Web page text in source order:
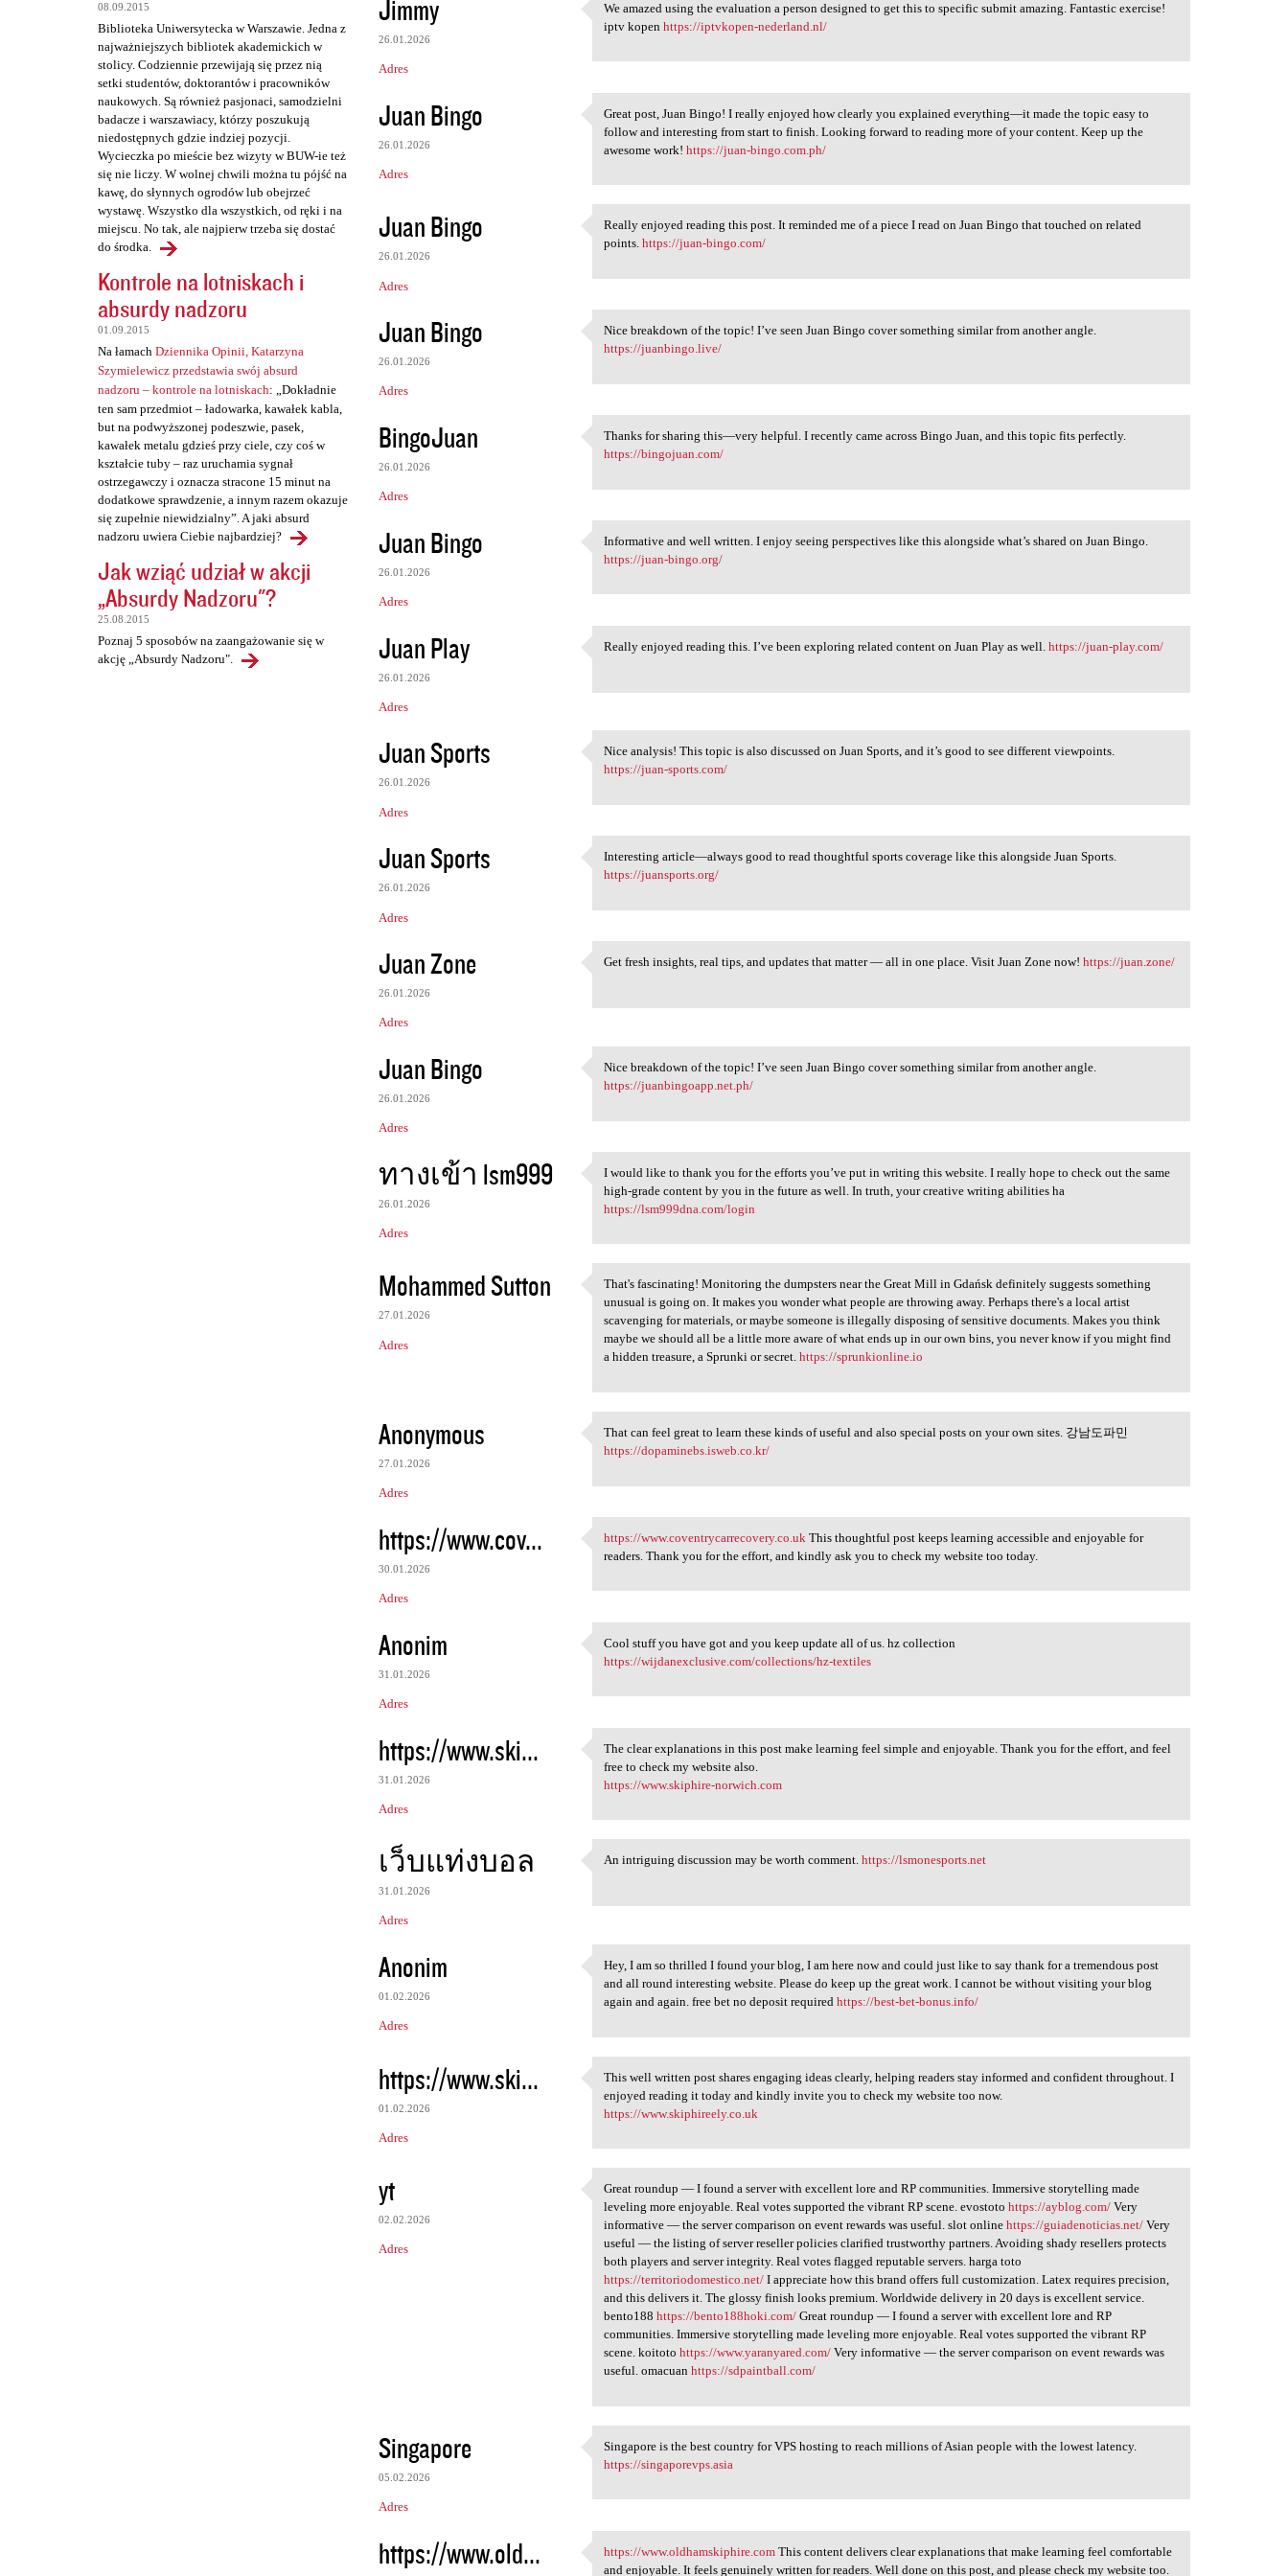
08.09.2015
Biblioteka Uniwersytecka w Warszawie. Jedna z
najważniejszych bibliotek akademickich w
stolicy. Codziennie przewijają się przez nią
setki studentów, doktorantów i pracowników
naukowych. Są również pasjonaci, samodzielni
badacze i warszawiacy, którzy poszukują
niedostępnych gdzie indziej pozycji.
Wycieczka po mieście bez wizyty w BUW-ie też
się nie liczy. W wolnej chwili można tu pójść na
kawę, do słynnych ogrodów lub obejrzeć
wystawę. Wszystko dla wszystkich, od ręki i na
miejscu. No tak, ale najpierw trzeba się dostać
do środka.
Kontrole na lotniskach i
absurdy nadzoru
01.09.2015
Na łamach Dziennika Opinii, Katarzyna
Szymielewicz przedstawia swój absurd
nadzoru – kontrole na lotniskach: „Dokładnie
ten sam przedmiot – ładowarka, kawałek kabla,
but na podwyższonej podeszwie, pasek,
kawałek metalu gdzieś przy ciele, czy coś w
kształcie tuby – raz uruchamia sygnał
ostrzegawczy i oznacza stracone 15 minut na
dodatkowe sprawdzenie, a innym razem okazuje
się zupełnie niewidzialny”. A jaki absurd
nadzoru uwiera Ciebie najbardziej?
Jak wziąć udział w akcji
„Absurdy Nadzoru"?
25.08.2015
Poznaj 5 sposobów na zaangażowanie się w
akcję „Absurdy Nadzoru".
t
a
r
z
e
Jimmy
26.01.2026
Adres
We amazed using the
We amazed using the evaluation a person designed to get this to specific submit amazing. Fantastic exercise!
iptv kopenhttps://iptvkopen-nederland.nl/
Juan Bingo
26.01.2026
Adres
Great post, Juan Bingo! I
Great post, Juan Bingo! I really enjoyed how clearly you explained everything—it made the topic easy to
follow and interesting from start to finish. Looking forward to reading more of your content. Keep up the
awesome work!https://juan-bingo.com.ph/
Juan Bingo
26.01.2026
Adres
Really enjoyed reading this
Really enjoyed reading this post. It reminded me of a piece I read on Juan Bingo that touched on related
points.https://juan-bingo.com/
Juan Bingo
26.01.2026
Adres
Nice breakdown of the topic!
Nice breakdown of the topic! I’ve seen Juan Bingo cover something similar from another angle.
https://juanbingo.live/
BingoJuan
26.01.2026
Adres
Thanks for sharing this—very
Thanks for sharing this—very helpful. I recently came across Bingo Juan, and this topic fits perfectly.
https://bingojuan.com/
Juan Bingo
26.01.2026
Adres
Informative and well written.
Informative and well written. I enjoy seeing perspectives like this alongside what’s shared on Juan Bingo.
https://juan-bingo.org/
Juan Play
26.01.2026
Adres
Really enjoyed reading this.
Really enjoyed reading this. I’ve been exploring related content on Juan Play as well.https://juan-play.com/
Juan Sports
26.01.2026
Adres
Nice analysis! This topic is
Nice analysis! This topic is also discussed on Juan Sports, and it’s good to see different viewpoints.
https://juan-sports.com/
Juan Sports
26.01.2026
Adres
Interesting article—always
Interesting article—always good to read thoughtful sports coverage like this alongside Juan Sports.
https://juansports.org/
Juan Zone
26.01.2026
Adres
Get fresh insights, real tips
Get fresh insights, real tips, and updates that matter — all in one place. Visit Juan Zone now!https://juan.zone/
Juan Bingo
26.01.2026
Adres
Nice breakdown of the topic!
Nice breakdown of the topic! I’ve seen Juan Bingo cover something similar from another angle.
https://juanbingoapp.net.ph/
ทางเข้า lsm999
26.01.2026
Adres
I would like to thank you for
I would like to thank you for the efforts you’ve put in writing this website. I really hope to check out the same
high-grade content by you in the future as well. In truth, your creative writing abilities ha
https://lsm999dna.com/login
Mohammed Sutton
27.01.2026
Adres
That's fascinating!
That's fascinating! Monitoring the dumpsters near the Great Mill in Gdańsk definitely suggests something
unusual is going on. It makes you wonder what people are throwing away. Perhaps there's a local artist
scavenging for materials, or maybe someone is illegally disposing of sensitive documents. Makes you think
maybe we should all be a little more aware of what ends up in our own bins, you never know if you might find
a hidden treasure, a Sprunki or secret.https://sprunkionline.io
Anonymous
27.01.2026
Adres
That can feel great to learn
That can feel great to learn these kinds of useful and also special posts on your own sites. 강남도파민
https://dopaminebs.isweb.co.kr/
https://www.cov...
30.01.2026
Adres
https://www
https://www.coventrycarrecovery.co.uk This thoughtful post keeps learning accessible and enjoyable for
readers. Thank you for the effort, and kindly ask you to check my website too today.
Anonim
31.01.2026
Adres
Cool stuff you have got and
Cool stuff you have got and you keep update all of us. hz collection
https://wijdanexclusive.com/collections/hz-textiles
https://www.ski...
31.01.2026
Adres
The clear explanations in
The clear explanations in this post make learning feel simple and enjoyable. Thank you for the effort, and feel
free to check my website also.
https://www.skiphire-norwich.com
เว็บแท่งบอล
31.01.2026
Adres
An intriguing discussion may
An intriguing discussion may be worth comment.https://lsmonesports.net
Anonim
01.02.2026
Adres
Hey, I am so thrilled I found
Hey, I am so thrilled I found your blog, I am here now and could just like to say thank for a tremendous post
and all round interesting website. Please do keep up the great work. I cannot be without visiting your blog
again and again. free bet no deposit requiredhttps://best-bet-bonus.info/
https://www.ski...
01.02.2026
Adres
This well written post shares
This well written post shares engaging ideas clearly, helping readers stay informed and confident throughout. I
enjoyed reading it today and kindly invite you to check my website too now.
https://www.skiphireely.co.uk
yt
02.02.2026
Adres
Great roundup — I found a
Great roundup — I found a server with excellent lore and RP communities. Immersive storytelling made
leveling more enjoyable. Real votes supported the vibrant RP scene. evostotohttps://ayblog.com/ Very
informative — the server comparison on event rewards was useful. slot onlinehttps://guiadenoticias.net/ Very
useful — the listing of server reseller policies clarified trustworthy partners. Avoiding shady resellers protects
both players and server integrity. Real votes flagged reputable servers. harga toto
https://territoriodomestico.net/ I appreciate how this brand offers full customization. Latex requires precision,
and this delivers it. The glossy finish looks premium. Worldwide delivery in 20 days is excellent service.
bento188https://bento188hoki.com/ Great roundup — I found a server with excellent lore and RP
communities. Immersive storytelling made leveling more enjoyable. Real votes supported the vibrant RP
scene. koitotohttps://www.yaranyared.com/ Very informative — the server comparison on event rewards was
useful. omacuanhttps://sdpaintball.com/
Singapore
05.02.2026
Adres
Singapore is the best country
Singapore is the best country for VPS hosting to reach millions of Asian people with the lowest latency.
https://singaporevps.asia
https://www.old... https://www.oldhamskiphire
https://www.oldhamskiphire.com This content delivers clear explanations that make learning feel comfortable
and enjoyable. It feels genuinely written for readers. Well done on this post, and please check my website too.